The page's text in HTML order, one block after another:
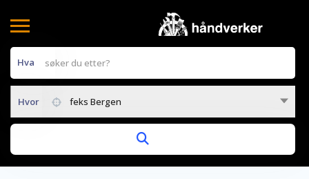
Hva
Hvor feks Bergen